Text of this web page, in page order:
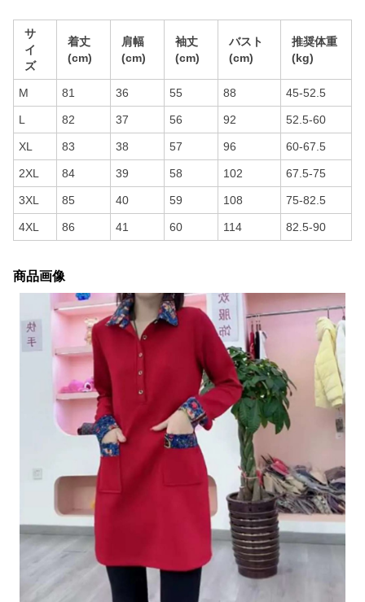
サ
イ
ズ
着丈
(cm)
肩幅
(cm)
袖丈
(cm)
バスト
(cm)
推奨体重
(kg)
M 81 36 55 88 45-52.5
L 82 37 56 92 52.5-60
XL 83 38 57 96 60-67.5
2XL 84 39 58 102 67.5-75
3XL 85 40 59 108 75-82.5
4XL 86 41 60 114 82.5-90
商品画像